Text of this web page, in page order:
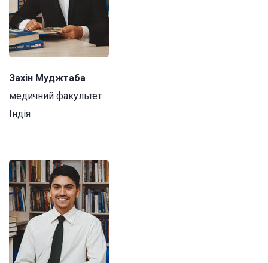
Захін Муджтаба
медичний факультет
Індія